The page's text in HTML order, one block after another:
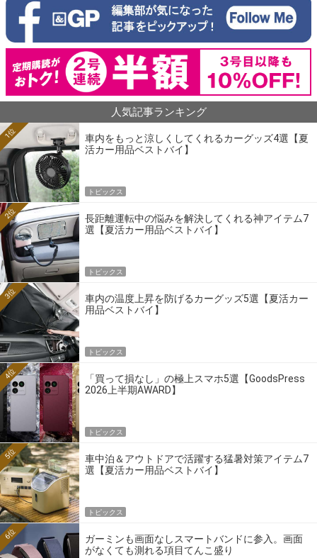
人気記事ランキング
車内をもっと涼しくしてくれるカーグッズ4選【夏
活カー用品ベストバイ】
1位
トピックス
長距離運転中の悩みを解決してくれる神アイテム7
選【夏活カー用品ベストバイ】
2位
トピックス
車内の温度上昇を防げるカーグッズ5選【夏活カー
用品ベストバイ】
3位
トピックス
「買って損なし」の極上スマホ5選【GoodsPress
2026上半期AWARD】
4位
トピックス
車中泊＆アウトドアで活躍する猛暑対策アイテム7
選【夏活カー用品ベストバイ】
5位
トピックス
ガーミンも画面なしスマートバンドに参入。画面
がなくても測れる項目てんこ盛り
6位